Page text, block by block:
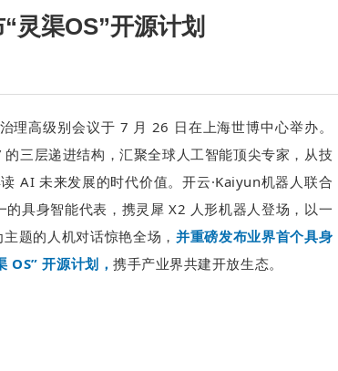
灵渠OS”开源计划
理高级别会议于 7 月 26 日在上海世博中心举办。
三层递进结构，汇聚全球人工智能顶尖专家，从技
AI 未来发展的时代价值。开云·Kaiyun机器人联合
具身智能代表，携灵犀 X2 人形机器人登场，以一
题的人机对话惊艳全场， 并重磅发布业界首个具身
OS” 开源计划，携手产业界共建开放生态。